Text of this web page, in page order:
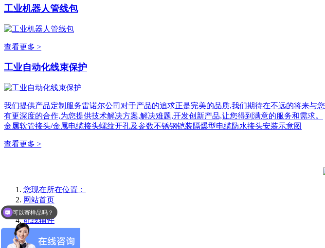
工业机器人管线包
查看更多 >
工业自动化线束保护
我们提供产品定制服务雷诺尔公司对于产品的追求正是完美的品质,我们期待在不远的将来与您
有更深度的合作,为您提供技术解决方案,解决难题,开发创新产品,让您得到满意的服务和需求。
金属软管接头/金属电缆接头螺纹开孔及参数不锈钢铠装隔爆型电缆防水接头安装示意图
查看更多 >
您现在所在位置：
网站首页
产品中心
配线辅件
可以寄样品吗？